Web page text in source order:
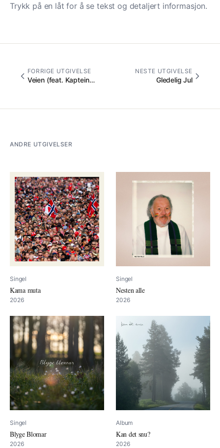
Trykk på en låt for å se tekst og detaljert informasjon.
FORRIGE UTGIVELSE
Veien (feat. Kapteinen)
NESTE UTGIVELSE
Gledelig Jul
ANDRE UTGIVELSER
Singel
Kama muta
2026
Singel
Nesten alle
2026
Singel
Blyge Blomar
2026
Album
Kan det snu?
2026